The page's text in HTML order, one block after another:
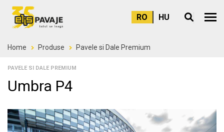
RO HU Meniu
Home Produse Pavele si Dale Premium
PAVELE SI DALE PREMIUM
Umbra P4